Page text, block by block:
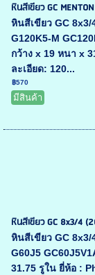
หินสีเขียว GC
หินสีเขียว GC
G120K5-M
กว้าง x 19 หนา x
ละเอียด: 120...
฿570
มีสินค้า
หินสีเขียว GC 8x3/4
หินสีเขียว GC
G60J5
31.75 รูใน ยี่ห้อ :